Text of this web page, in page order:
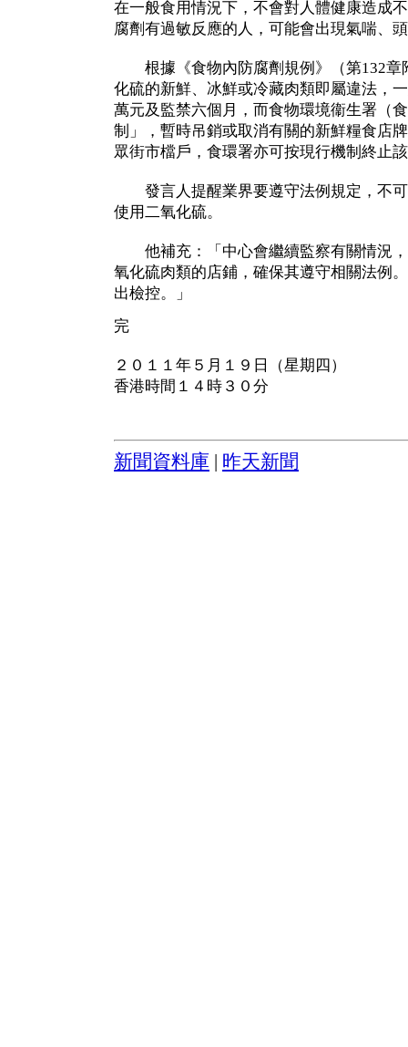
在一般食用情況下，不會對人體健康造成
腐劑有過敏反應的人，可能會出現氣喘、
根據《食物內防腐劑規例》（第132章
化硫的新鮮、冰鮮或冷藏肉類即屬違法，
萬元及監禁六個月，而食物環境衞生署（
制」，暫時吊銷或取消有關的新鮮糧食店
眾街市檔戶，食環署亦可按現行機制終止
發言人提醒業界要遵守法例規定，不可
使用二氧化硫。
他補充：「中心會繼續監察有關情況，
氧化硫肉類的店鋪，確保其遵守相關法例
出檢控。」
完
２０１１年５月１９日（星期四）
香港時間１４時３０分
新聞資料庫 昨天新聞